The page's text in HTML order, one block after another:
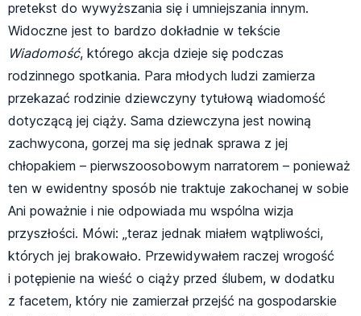
pretekst do wywyższania się i umniejszania innym.
Widoczne jest to bardzo dokładnie w tekście
Wiadomość, którego akcja dzieje się podczas
rodzinnego spotkania. Para młodych ludzi zamierza
przekazać rodzinie dziewczyny tytułową wiadomość
dotyczącą jej ciąży. Sama dziewczyna jest nowiną
zachwycona, gorzej ma się jednak sprawa z jej
chłopakiem – pierwszoosobowym narratorem – ponieważ
ten w ewidentny sposób nie traktuje zakochanej w sobie
Ani poważnie i nie odpowiada mu wspólna wizja
przyszłości. Mówi: „teraz jednak miałem wątpliwości,
których jej brakowało. Przewidywałem raczej wrogość
i potępienie na wieść o ciąży przed ślubem, w dodatku
z facetem, który nie zamierzał przejść na gospodarskie